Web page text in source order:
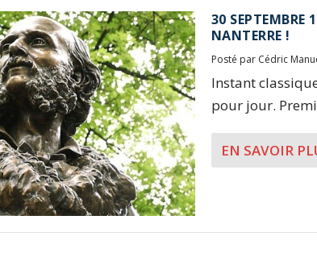
30 SEPTEMBRE
NANTERRE !
Posté par Cédric
Instant
pour jour.
EN SAVOIR